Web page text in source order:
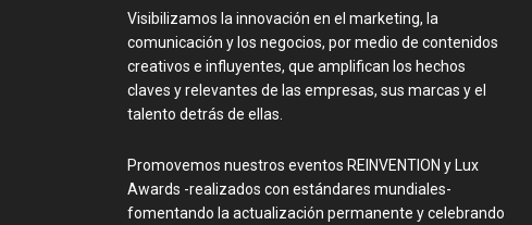
Visibilizamos la innovación en el marketing, la
comunicación y los negocios, por medio de contenidos
creativos e influyentes, que amplifican los hechos
claves y relevantes de las empresas, sus marcas y el
talento detrás de ellas.
Promovemos nuestros eventos REINVENTION y Lux
Awards -realizados con estándares mundiales-
fomentando la actualización permanente y celebrando